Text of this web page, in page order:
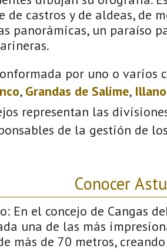
de castros y de aldeas, de
panorámicas, un paraíso
por uno o varios
, Grandas de Salime, Illano
representan las
de la gestión de
Conocer
En el concejo de Cangas
una de las más
más de 70 metros,